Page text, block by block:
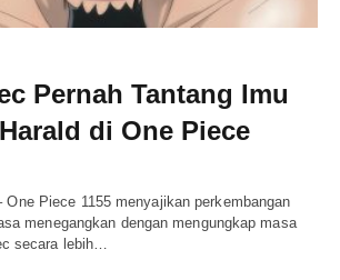
Pernah Tantang Imu
di One Piece
One Piece 1155 menyajikan perkembangan
menegangkan dengan mengungkap masa
secara lebih…